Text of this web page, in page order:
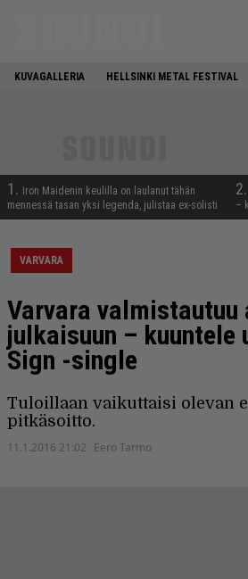
KUVAGALLERIA HELLSINKI METAL FESTIVAL
1.
Iron Maidenin keulilla on laulanut tähän
mennessä tasan yksi legenda, julistaa ex-solisti
2.
–
VARVARA
Varvara valmistautuu
julkaisuun – kuuntele
Sign -single
Tuloillaan vaikuttaisi olevan
pitkäsoitto.
11.1.2016 21:02 Eero Tarmo